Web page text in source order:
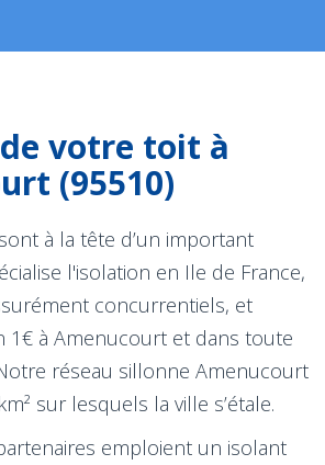
votre toit à
(95510)
à la tête d’un important
l'isolation en Ile de France,
concurrentiels, et
1€ à Amenucourt et dans toute
réseau sillonne Amenucourt
sur lesquels la ville s’étale.
emploient un isolant